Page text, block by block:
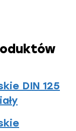
DIN 125